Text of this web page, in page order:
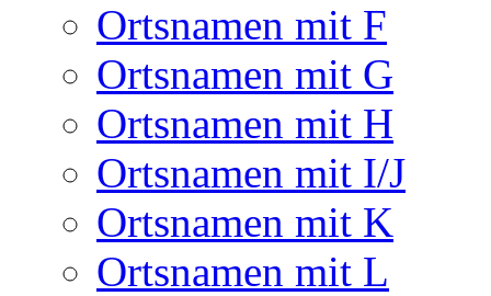
Ortsnamen mit F
Ortsnamen mit G
Ortsnamen mit H
Ortsnamen mit I/J
Ortsnamen mit K
Ortsnamen mit L